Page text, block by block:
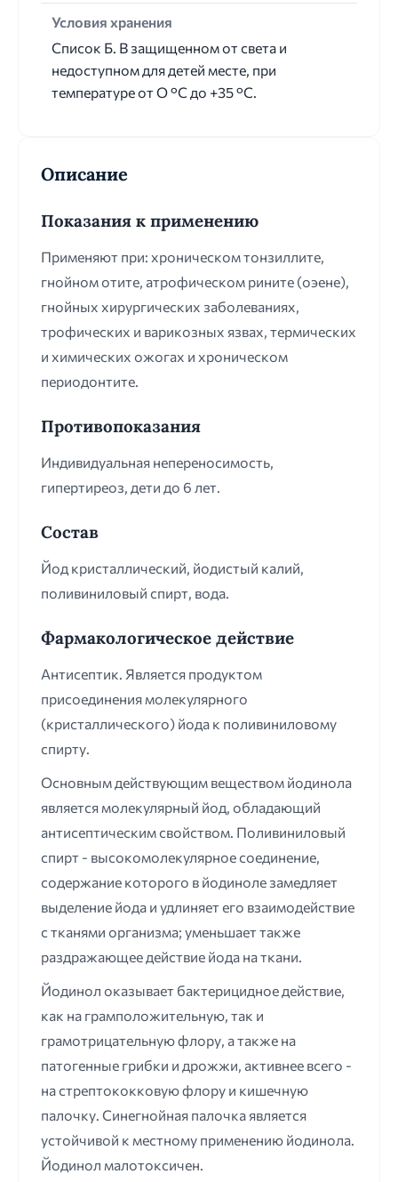
Условия хранения
Список Б. В защищенном от света и
недоступном для детей месте, при
температуре от О °С до +35 °С.
Описание
Показания к применению
Применяют при: хроническом тонзиллите,
гнойном отите, атрофическом рините (оэене),
гнойных хирургических заболеваниях,
трофических и варикозных язвах, термических
и химических ожогах и хроническом
периодонтите.
Противопоказания
Индивидуальная непереносимость,
гипертиреоз, дети до 6 лет.
Состав
Йод кристаллический, йодистый калий,
поливиниловый спирт, вода.
Фармакологическое действие
Антисептик. Является продуктом
присоединения молекулярного
(кристаллического) йода к поливиниловому
спирту.
Основным действующим веществом йодинола
является молекулярный йод, обладающий
антисептическим свойством. Поливиниловый
спирт - высокомолекулярное соединение,
содержание которого в йодиноле замедляет
выделение йода и удлиняет его взаимодействие
с тканями организма; уменьшает также
раздражающее действие йода на ткани.
Йодинол оказывает бактерицидное действие,
как на грамположительную, так и
грамотрицательную флору, а также на
патогенные грибки и дрожжи, активнее всего -
на стрептококковую флору и кишечную
палочку. Синегнойная палочка является
устойчивой к местному применению йодинола.
Йодинол малотоксичен.